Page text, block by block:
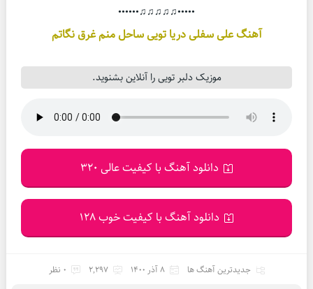
•••••♫♫♫♫♫••••••
آهنگ علی سفلی دریا تویی ساحل منم غرق نگاتم
موزیک دلبر تویی را آنلاین بشنوید.
دانلود آهنگ با کیفیت عالی 320
دانلود آهنگ با کیفیت خوب 128
جدیدترین آهنگ ها 8 آذر 1400 2,297 0 نظر